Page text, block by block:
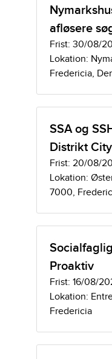
afløsere
Frist: 30/08/
Lokation:
Fredericia,
SSA og
Distrikt City
Frist: 20/08/
Lokation:
7000,
Proaktiv
Frist: 16/08/
Lokation:
Fredericia